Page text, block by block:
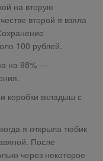
на вторую
второй я взяла
100 рублей.
на 98% —
коробки вкладыш с
я открыла тюбик
После
через некоторое